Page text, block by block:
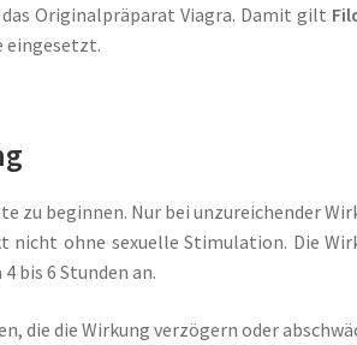
Originalpräparat Viagra. Damit gilt
eingesetzt.
zu beginnen. Nur bei unzureichender
nicht ohne sexuelle Stimulation. Die
bis 6 Stunden an.
die die Wirkung verzögern oder